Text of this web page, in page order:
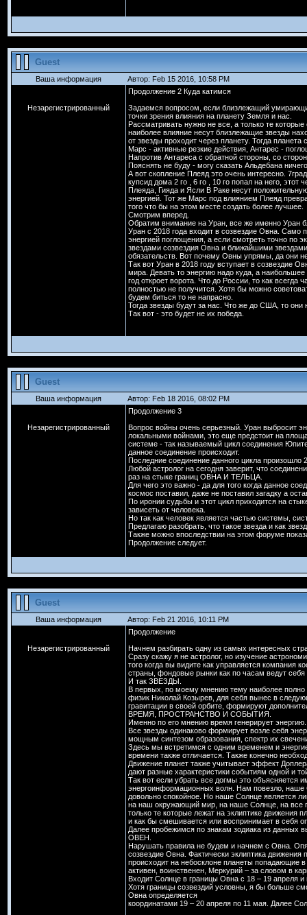
Guest
Ваша информация Автор: Feb 15 2016, 10:58 PM
Незарегистрированный
Продолжение 2 Куда катимся
Задаемся вопросом, если близлежащий
точки зрения влияния на планету Земля и нас.
Рассматривать нужно не все, а только те
наиболее влияние несут близлежащие звезды
от звезды проходит через планету. Тогда
Марс - активные резкие действия, Антарес -
Напротив Антареса с обратной стороны, со
Пояснять не буду - могу сказать Альдебана
А вот скопление Плеяд это очень интересно.
купсид дома 2 го , 6 го , 10 го попал на него, этот
Плеяда, Гияда и Ясли В Раке несут
энергией. Тот же Марс под влиянием Плеяд
того что бы на этом месте создать более лучшее.
Смотрим вперед.
Обратим внимание на Уран, все же именно Уран
Уран с 2018 года входит в созвездие Овна. Само
энергией поглощения, а если смотреть точно по
звездами созвездия Овна и ближайшими
обязательств. Вот почему Овны упрямы, да они
Так вот Уран в 2018 году вступает в созвездие
мира. Девать то энергию надо куда, а
год откроет ворота. Что до России, то как
полностью не получится. Хотя бы можно
будем биться то не напрасно.
Тогда звезды будут за нас. Что же до США, то
Так вот - это будет не их победа.
Guest
Ваша информация Автор: Feb 18 2016, 08:02 PM
Незарегистрированный
Продолжение 3
Вопрос войны очень серьезный. Уран выбросит
локальными войнами, это еще предстоит на
системе - так называемый цикл соединения
данное соединение происходит.
Последние соединение данного цикла произошло
Любой астролог на сегодня заверит, что
раз на стыке границ ОВНА И ТЕЛЬЦА.
Для чего это важно - да для того когда данное
космос поставил, даже не поставил загадку а
По иронии судьбы и этот цикл приходится на
зависеть от человека.
Но так как человек является частью системы,
Предлагаю разобрать, что такое звезда и как
Также можно впоследствии на этом форуме
Продолжение следует.
Guest
Ваша информация Автор: Feb 21 2016, 10:11 PM
Незарегистрированный
Продолжение
Начнем разбирать одну из самых интересных
Сразу скажу я не астролог, но изучение
того когда вы видите как управляется компания
страны, фондовые рынки как по часам ведут себя
И так ЗВЕЗДЫ.
В первых, по моему мнению тему наиболее полно
физик Николай Козырев, для себя вынес в
гравитации в своей орбите, формируют
ВРЕМЯ, ПРОСТРАНСТВО И СОБЫТИЯ.
Именно по его мнению время генерирует энергию.
Все звезды одинаково формирует возле себя
мощным синтезом образования, спектр их
Здесь мы встретимся с одним временем и
времени также отличается. Также конечно
Движение планет также учитывает эффект
дают разные характеристики событиям одной и
Так вот если убрать все догмы это
энергоинформационных волн. Нам повезло, наше
довольно спокойное. Но наше Солнце является
на наш окружающий мир, на наше Солнце, на все
только те которые лежат на эклиптике движения
и как бы смешивается или воспринимает в себя
Далее пробежимся по знакам зодиака из данных
ОВЕН.
Нарушать правила не будем и начнем с Овна.
созвездие Овна. Фактически эклиптика движения
происходит на небосклоне планеты попадающие
активен, воинственен, Меркурий – за словом в
Входит Солнце в границы Овна с 18 – 19 апреля и
Хотя границы созвездий условны, я бы больше
Овна определяется
координатами 19 – 20 апреля по 11 мая. Далее